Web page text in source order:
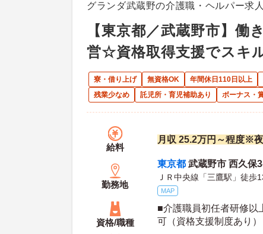
グランダ武蔵野の介護職・ヘルパー求人
【東京都／武蔵野市】
営☆資格取得支援でスキ
寮・借り上げ 無資格OK 年間休日110日以上
残業少なめ
託児所・育児補助あり ボーナス・
給料
月収 25.2万円～程度※
勤務地
東京都 武蔵野市 西久保
ＪＲ中央線「三鷹駅」徒歩
MAP
資格/職種
■介護職員初任者研修
可（資格支援制度あり）